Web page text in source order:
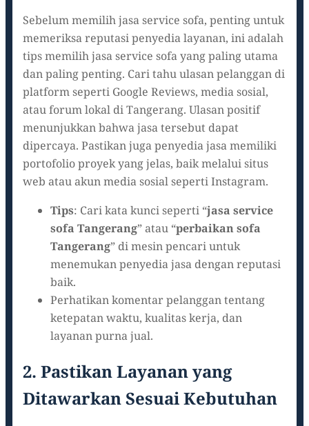
Sebelum memilih jasa service sofa, penting untuk
memeriksa reputasi penyedia layanan, ini adalah
tips memilih jasa service sofa yang paling utama
dan paling penting. Cari tahu ulasan pelanggan di
platform seperti Google Reviews, media sosial,
atau forum lokal di Tangerang. Ulasan positif
menunjukkan bahwa jasa tersebut dapat
dipercaya. Pastikan juga penyedia jasa memiliki
portofolio proyek yang jelas, baik melalui situs
web atau akun media sosial seperti Instagram.
Tips: Cari kata kunci seperti “jasa service
sofa Tangerang” atau “perbaikan sofa
Tangerang” di mesin pencari untuk
menemukan penyedia jasa dengan reputasi
baik.
Perhatikan komentar pelanggan tentang
ketepatan waktu, kualitas kerja, dan
layanan purna jual.
2. Pastikan Layanan yang
Ditawarkan Sesuai Kebutuhan